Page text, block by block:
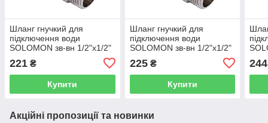
Шланг гнучкий для
підключення води
SOLOMON зв-вн 1/2"x1/2"
60 см 110146 000000958
221 ₴
Купити
Шланг гнучкий для
підключення води
SOLOMON зв-вн 1/2"x1/2"
70 см 110147 000001031
225₴
Купити
244
Акційні пропозиції та новинки